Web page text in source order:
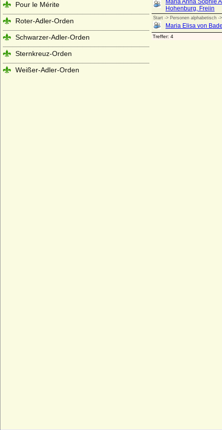
Pour le Mérite
Roter-Adler-Orden
Schwarzer-Adler-Orden
Sternkreuz-Orden
Weißer-Adler-Orden